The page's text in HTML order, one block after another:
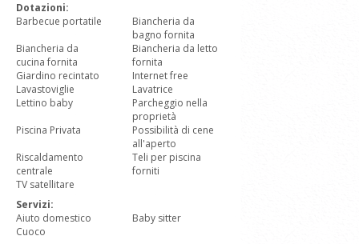
Dotazioni:
Barbecue portatile
Biancheria da
bagno fornita
Biancheria da
cucina fornita
Biancheria da letto
fornita
Giardino recintato
Internet free
Lavastoviglie
Lavatrice
Lettino baby
Parcheggio nella
proprietà
Piscina Privata
Possibilità di cene
all'aperto
Riscaldamento
centrale
Teli per piscina
forniti
TV satellitare
Servizi:
Aiuto domestico
Baby sitter
Cuoco